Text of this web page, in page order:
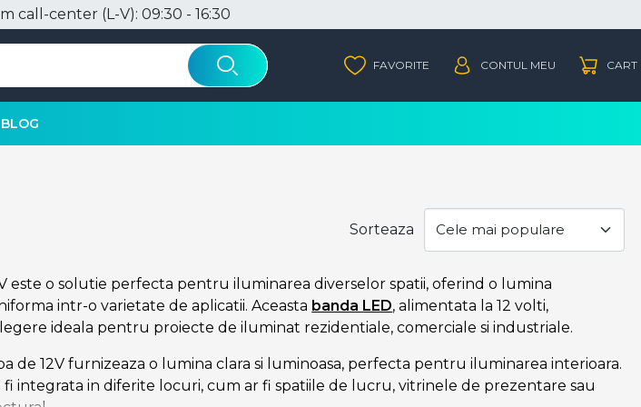
call-center (L-V): 09:30 - 16:30
BLOG
Sorteaza
este o solutie perfecta pentru iluminarea diverselor spatii, oferind o lumina
intr-o varietate de aplicatii. Aceasta banda LED, alimentata la 12 volti,
ideala pentru proiecte de iluminat rezidentiale, comerciale si industriale.
de 12V furnizeaza o lumina clara si luminoasa, perfecta pentru iluminarea interioara.
fi integrata in diferite locuri, cum ar fi spatiile de lucru, vitrinele de prezentare sau